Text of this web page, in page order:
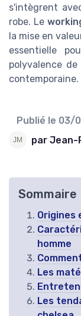
s'intègrent
robe. Le
la mise en
essentielle
polyvalence de
contemporaine.
Publié le 03/
par Jean-
Sommaire
Origines
homme
Les
Les